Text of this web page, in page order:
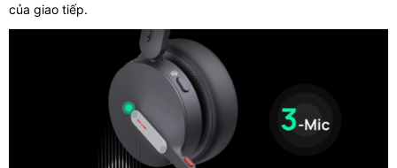
của giao tiếp.